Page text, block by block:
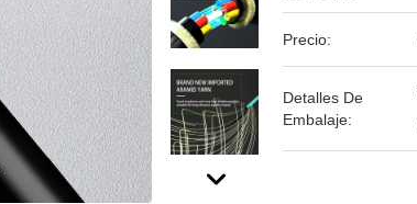
Precio:
Detalles De
Embalaje: